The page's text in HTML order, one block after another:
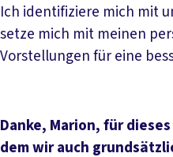
Ich identifiziere mich mit
setze mich mit meinen
Vorstellungen für eine
Danke, Marion, für
dem wir auch